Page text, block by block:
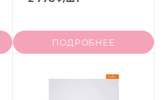
ПОДРОБНЕЕ